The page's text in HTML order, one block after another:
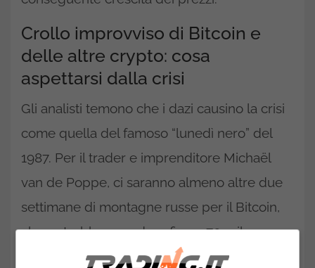
Crollo improvviso di Bitcoin e
delle altre crypto: cosa
aspettarsi dalla crisi
Gli analisti temono che i dazi causino la crisi
come quella del famoso “lunedì nero” del
1987. Per il trader e imprenditore Michaël
van de Poppe, ci saranno almeno altre due
settimane di montagne russe per il Bitcoin,
che potrebbe scendere fino a 70 mila
dollari. Per porre un freno alla picchiata, ci